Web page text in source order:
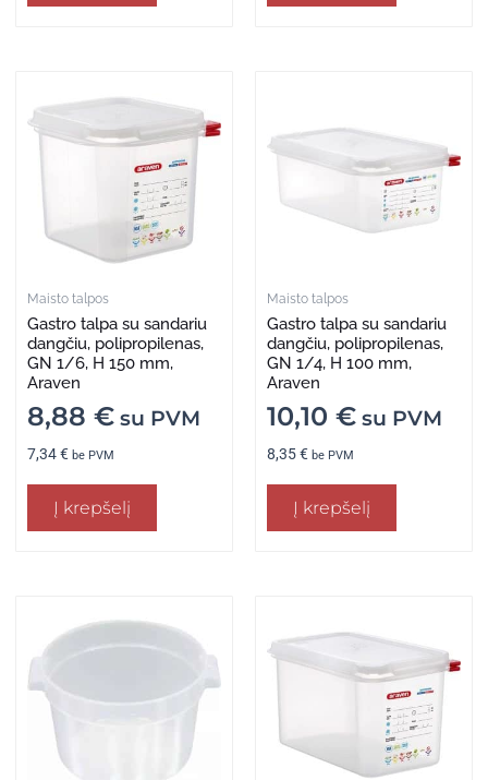
Maisto talpos
Gastro talpa su sandariu
dangčiu, polipropilenas,
GN 1/6, H 150 mm,
Araven
8,88 € su PVM
7,34€ be PVM
Į krepšelį
Maisto talpos
Gastro talpa su sandariu
dangčiu, polipropilenas,
GN 1/4, H 100 mm,
Araven
10,10 € su PVM
8,35€ be PVM
Į krepšelį